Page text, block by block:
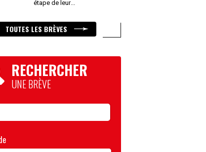
étape de leur...
TOUTES LES BRÈVES
RECHERCHER
UNE BRÈVE